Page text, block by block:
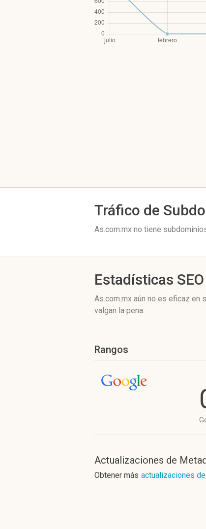
Tráfico de
As.com.mx no tiene
Estadísticas SEO
As.com.mx aún no es eficaz en
valgan la pena.
Rangos
Actualizaciones de
Obtener más actualizaciones